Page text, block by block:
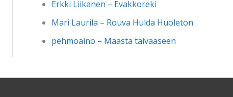
Erkki Liikanen – Evakkoreki
Mari Laurila – Rouva Hulda Huoleton
pehmoaino – Maasta taivaaseen